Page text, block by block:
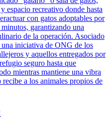
espacio recreativo donde hasta
con gatos adoptables por
garantizando una
de la operación. Asociado
iniciativa de ONG de los
y aquellos entregados por
seguro hasta que
mientras mantiene una vibra
a los animales propios de